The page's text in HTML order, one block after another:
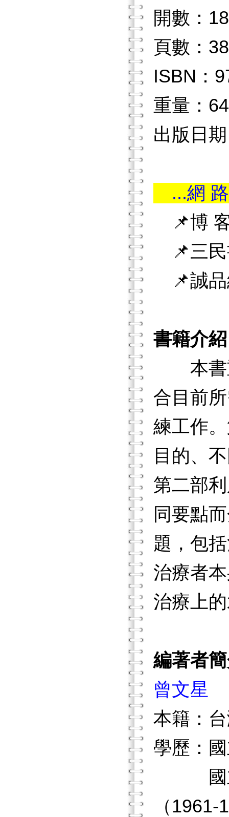
開數：18
頁數：
ISBN：
重量：
出版日
...網
📌博
📌三民
📌誠品
書籍介紹
本書重
合目前
練工作
目的、
第二部
同要點
題，包
治療者
治療上
編著者
曾文星
本籍：
學歷：
國立
（1961-